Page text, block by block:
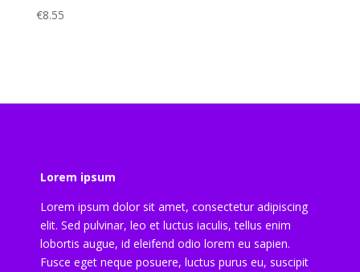
€8.55
Lorem ipsum
Lorem ipsum dolor sit amet, consectetur adipiscing
elit. Sed pulvinar, leo et luctus iaculis, tellus enim
lobortis augue, id eleifend odio lorem eu sapien.
Fusce eget neque posuere, luctus purus eu, suscipit